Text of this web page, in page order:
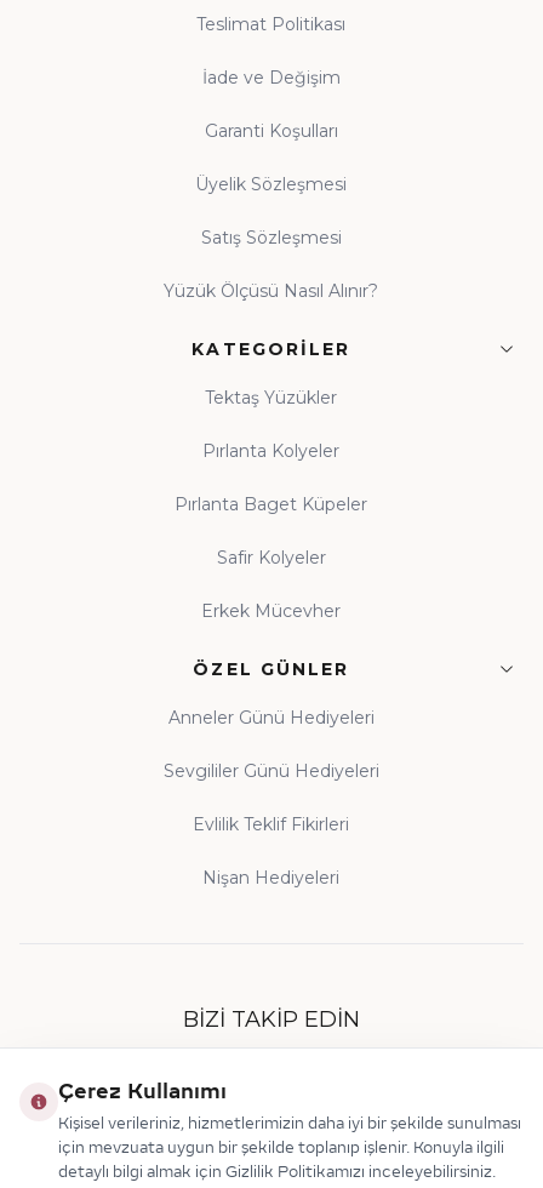
Teslimat Politikası
İade ve Değişim
Garanti Koşulları
Üyelik Sözleşmesi
Satış Sözleşmesi
Yüzük Ölçüsü Nasıl Alınır?
KATEGORILER
Tektaş Yüzükler
Pırlanta Kolyeler
Pırlanta Baget Küpeler
Safir Kolyeler
Erkek Mücevher
ÖZEL GÜNLER
Anneler Günü Hediyeleri
Sevgililer Günü Hediyeleri
Evlilik Teklif Fikirleri
Nişan Hediyeleri
BIZI TAKIP EDIN
Çerez Kullanımı
Kişisel verileriniz, hizmetlerimizin daha iyi bir şekilde sunulması
için mevzuata uygun bir şekilde toplanıp işlenir. Konuyla ilgili
detaylı bilgi almak için Gizlilik Politikamızı inceleyebilirsiniz.